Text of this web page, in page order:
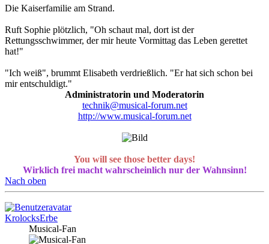
Die Kaiserfamilie am Strand.
Ruft Sophie plötzlich, "Oh schaut mal, dort ist der
Rettungsschwimmer, der mir heute Vormittag das Leben gerettet
hat!"
"Ich weiß", brummt Elisabeth verdrießlich. "Er hat sich schon bei
mir entschuldigt."
Administratorin und Moderatorin
technik@musical-forum.net
http://www.musical-forum.net
You will see those better days!
Wirklich frei macht wahrscheinlich nur der Wahnsinn!
Nach oben
KrolocksErbe
Musical-Fan